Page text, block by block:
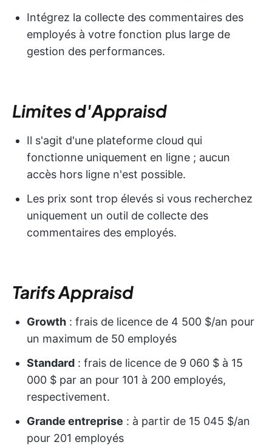
Intégrez la collecte des commentaires des
employés à votre fonction plus large de
gestion des performances.
Limites d'Appraisd
Il s'agit d'une plateforme cloud qui
fonctionne uniquement en ligne ; aucun
accès hors ligne n'est possible.
Les prix sont trop élevés si vous recherchez
uniquement un outil de collecte des
commentaires des employés.
Tarifs Appraisd
Growth : frais de licence de 4 500 $/an pour
un maximum de 50 employés
Standard : frais de licence de 9 060 $ à 15
000 $ par an pour 101 à 200 employés,
respectivement.
Grande entreprise : à partir de 15 045 $/an
pour 201 employés